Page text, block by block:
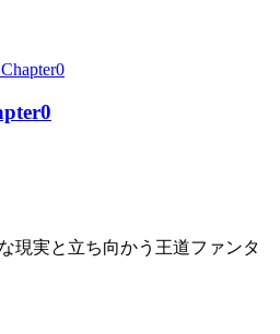
現実と立ち向かう王道ファンタ